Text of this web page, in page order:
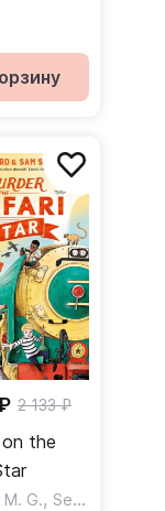
2 133 ₽
the
G., Sedgman Sam